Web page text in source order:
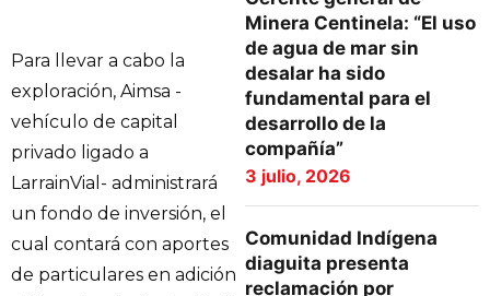
Para llevar a cabo la
exploración, Aimsa -
vehículo de capital
privado ligado a
LarrainVial- administrará
un fondo de inversión, el
cual contará con aportes
de particulares en adición
Minera Centinela: “El uso
de agua de mar sin
desalar ha sido
fundamental para el
desarrollo de la
compañía”
3 julio, 2026
Comunidad Indígena
diaguita presenta
reclamación por